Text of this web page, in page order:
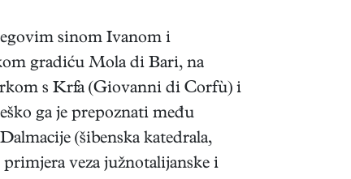
sinom Ivanom i
gradiću Mola di Bari, na
s Krfa (Giovanni di Corfù) i
ga je prepoznati među
(šibenska katedrala,
veza južnotalijanske i